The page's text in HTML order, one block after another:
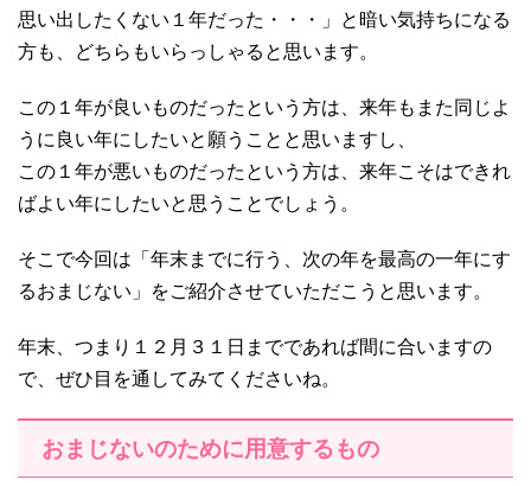
思い出したくない１年だった・・・」と暗い気持ちになる
方も、どちらもいらっしゃると思います。
この１年が良いものだったという方は、来年もまた同じよ
うに良い年にしたいと願うことと思いますし、
この１年が悪いものだったという方は、来年こそはできれ
ばよい年にしたいと思うことでしょう。
そこで今回は「年末までに行う、次の年を最高の一年にす
るおまじない」をご紹介させていただこうと思います。
年末、つまり１２月３１日までであれば間に合いますの
で、ぜひ目を通してみてくださいね。
おまじないのために用意するもの